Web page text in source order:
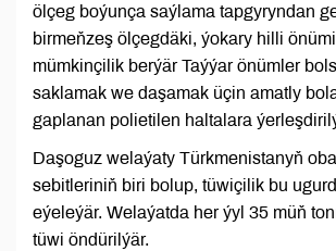
ölçeg boýunça saýlama tapgyryndan
birmeňzeş ölçegdäki, ýokary hilli
mümkinçilik berýär Taýýar önümler
saklamak we daşamak üçin amatly
gaplanan polietilen haltalara
Daşoguz welaýaty Türkmenistanyň
sebitleriniň biri bolup, tüwiçilik bu
eýeleýär. Welaýatda her ýyl 35 müň
tüwi öndürilýär.